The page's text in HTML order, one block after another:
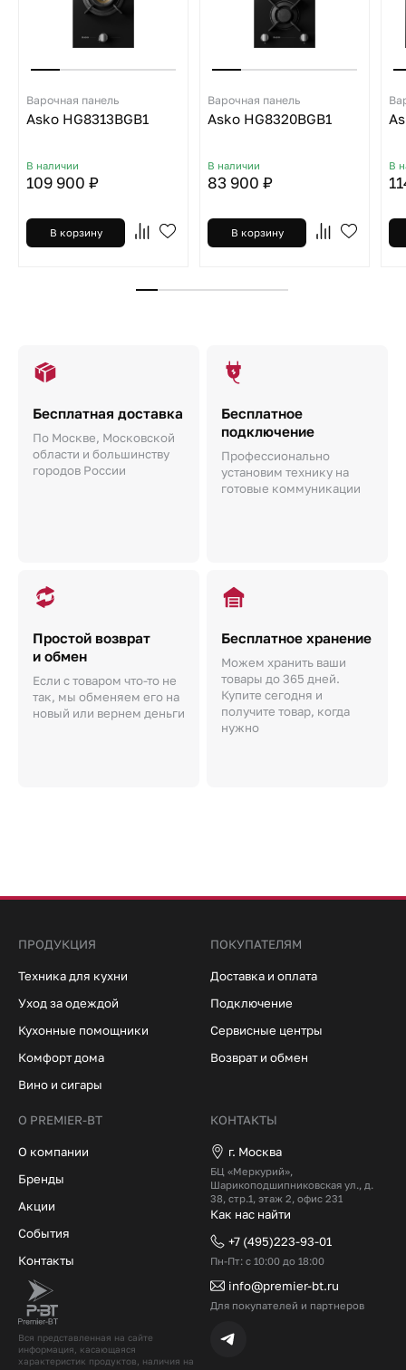
Варочная панель
Asko HG8313BGB1
В наличии
109 900 ₽
В корзину
Варочная панель
Asko HG8320BGB1
В наличии
83 900 ₽
В корзину
В
Бесплатная доставка
По Москве, Московской
области и большинству
городов России
Бесплатное
подключение
Профессионально
установим технику на
готовые коммуникации
Простой возврат
и обмен
Если с товаром что-то не
так, мы обменяем его на
новый или вернем деньги
Бесплатное хранение
Можем хранить ваши
товары до 365 дней.
Купите сегодня и
получите товар, когда
нужно
Вся представленная на сайте
информация, касающаяся
характеристик продуктов, наличия на
ПРОДУКЦИЯ
Техника для кухни
Уход за одеждой
Кухонные помощники
Комфорт дома
Вино и сигары
ПОКУПАТЕЛЯМ
Доставка и оплата
Подключение
Сервисные центры
Возврат и обмен
О PREMIER-BT
О компании
Бренды
Акции
События
Контакты
КОНТАКТЫ
г. Москва
БЦ «Меркурий»,
Шарикоподшипниковская ул., д.
38, стр.1, этаж 2, офис 231
Как нас найти
+7 (495)223-93-01
Пн-Пт: с 10:00 до 18:00
info@premier-bt.ru
Для покупателей и партнеров